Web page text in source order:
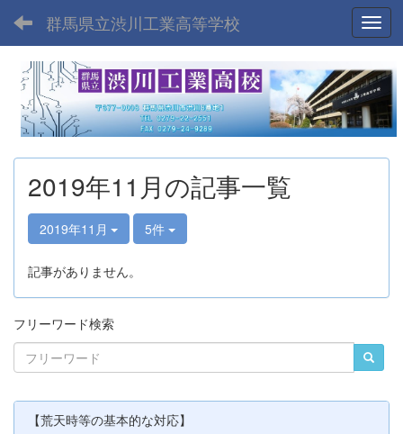
群馬県立渋川工業高等学校
2019年11月の記事一覧
2019年11月 5件
記事がありません。
フリーワード検索
【荒天時等の基本的な対応】